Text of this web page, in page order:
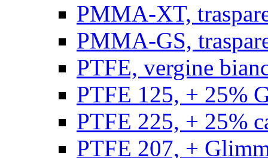
PMMA-XT,
PMMA-GS,
PTFE, vergine
PTFE 125, + 25%
PTFE 225, + 25%
PTFE 207, +